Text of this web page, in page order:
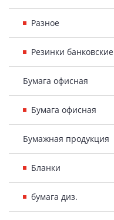
Разное
Резинки банковские
Бумага офисная
Бумага офисная
Бумажная продукция
Бланки
бумага диз.